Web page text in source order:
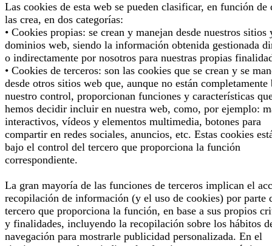
Las cookies de esta web se pueden clasificar, en función de
las crea, en dos categorías:
• Cookies propias: se crean y manejan desde nuestros sitios
dominios web, siendo la información obtenida gestionada
o indirectamente por nosotros para nuestras propias
• Cookies de terceros: son las cookies que se crean y se
desde otros sitios web que, aunque no están completamente
nuestro control, proporcionan funciones y características
hemos decidir incluir en nuestra web, como, por ejemplo:
interactivos, vídeos y elementos multimedia, botones para
compartir en redes sociales, anuncios, etc. Estas cookies
bajo el control del tercero que proporciona la función
correspondiente.
La gran mayoría de las funciones de terceros implican el
recopilación de información (y el uso de cookies) por parte
tercero que proporciona la función, en base a sus propios
y finalidades, incluyendo la recopilación sobre los hábitos
navegación para mostrarle publicidad personalizada. En el